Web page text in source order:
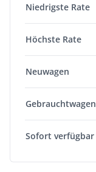
Niedrigste Rate
Höchste Rate
Neuwagen
Gebrauchtwagen
Sofort verfügbar